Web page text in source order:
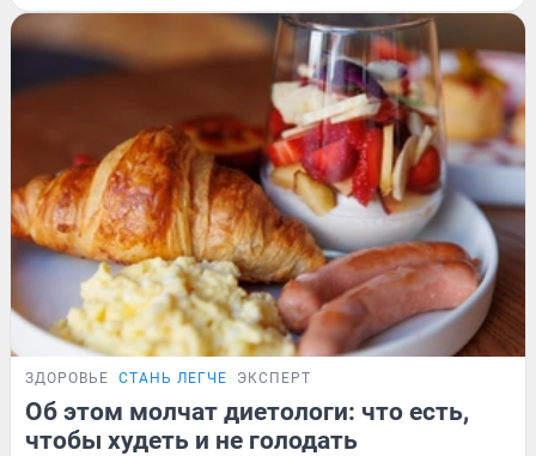
ЗДОРОВЬЕ СТАНЬ ЛЕГЧЕ ЭКСПЕРТ
Об этом молчат диетологи: что есть,
чтобы худеть и не голодать